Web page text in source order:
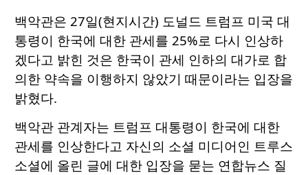
백악관은 27일(현지시간) 도널드 트럼프 미국 대
통령이 한국에 대한 관세를 25%로 다시 인상하
겠다고 밝힌 것은 한국이 관세 인하의 대가로 합
의한 약속을 이행하지 않았기 때문이라는 입장을
밝혔다.
백악관 관계자는 트럼프 대통령이 한국에 대한
관세를 인상한다고 자신의 소셜 미디어인 트루스
소셜에 올린 글에 대한 입장을 묻는 연합뉴스 질